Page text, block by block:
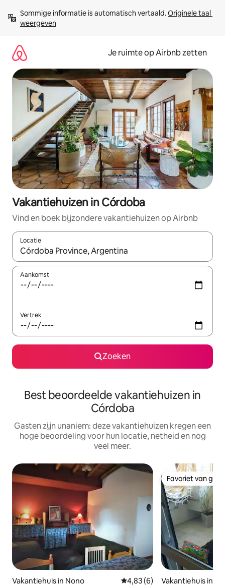
direct
naar
Sommige informatie is automatisch vertaald. Originele taal
weergeven
Je ruimte op Airbnb zetten
Vakantiehuizen in Córdoba
Vind en boek bijzondere vakantiehuizen op Airbnb
Locatie
Wanneer er suggesties beschikbaar zijn, maak je een keuze
Aankomst
Vertrek
Zoeken
Best beoordeelde vakantiehuizen in
Córdoba
Gasten zijn unaniem: deze vakantiehuizen kregen een
hoge beoordeling voor hun locatie, netheid en nog
veel meer.
Vakantiehuis in Nono Gemiddelde beoordeling van
4,83 (6)
Favoriet van
Favoriet van
Vakantiehuis in